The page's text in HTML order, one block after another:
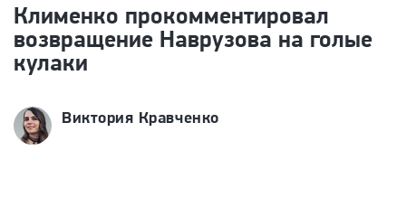
Клименко прокомментировал
возвращение Наврузова на голые
кулаки
Виктория Кравченко